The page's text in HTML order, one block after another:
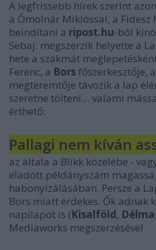
A legfrissebb hírek szerint
a Ómolnár Miklóssal, a
beindítani a ripost.hu-ból
Sebaj: megszerzik helyette a
hete a szakmát
Ferenc, a Borsfőszerkesztője,
megteremtője távozik a lap
szeretne tölteni… valami
érthető:
Pallagi nem kíván
az általa a Blikk közelébe -
eladott példányszám
habonyizálásában. Persze a
Bors miatt érdekes. Ők adnak
napilapot is (Kisalföld,
Mediaworks megszerzésével